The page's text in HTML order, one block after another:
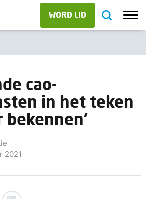
WORD LID
cao-
in het teken
bekennen’
2021